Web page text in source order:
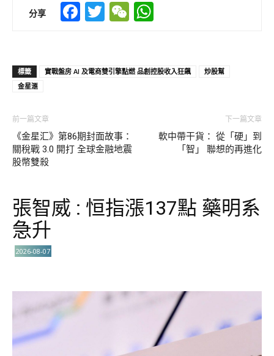
分享 Facebook
TwitterWeChat
標籤 實戰盤房 AI 及電商雙引擎點燃 品創控股收入狂飆
炒股幫
金星滙
前一篇文章
《金星汇》第86期封面故事：
關稅戰 3.0 開打 全球金融地震
股幣雙殺
下一篇文章
軟中帶干貨： 從「硬」到
「智」 聯想的再進化
張智威 : 恒指漲137點 藥明系
急升
2026-08-07